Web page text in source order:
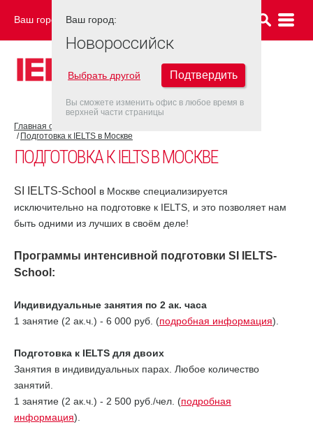
Ваш город: НОВОРОССИЙСК
Главная страница
Подготовка к IELTS в Москве
ПОДГОТОВКА К IELTS В МОСКВЕ
SI IELTS-School в Москве специализируется
исключительно на подготовке к IELTS, и это позволяет нам
быть одними из лучших в своём деле!
Программы интенсивной подготовки SI IELTS-
School :
Индивидуальные занятия по 2 ак. часа
1 занятие (2 ак.ч.) - 6 000 руб. (подробная информация).
Подготовка к IELTS для двоих
Занятия в индивидуальных парах. Любое количество
занятий.
1 занятие (2 ак.ч.) - 2 500 руб./чел. (подробная
информация).
Ваш город:
Новороссийск
Выбрать другой Подтвердить
Вы сможете изменить офис в любое время в
верхней части страницы